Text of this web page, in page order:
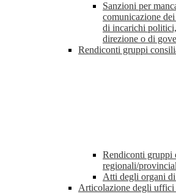
Sanzioni per
comunicazione
di incarichi
direzione o di
Rendiconti gruppi
Rendiconti gruppi
regionali/
Atti degli organi
Articolazione degli uffici